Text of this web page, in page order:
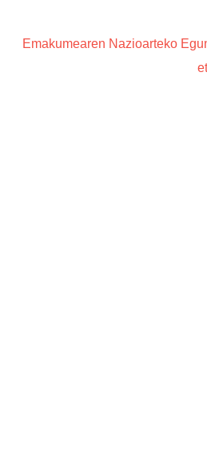
Emakumearen Nazioarteko